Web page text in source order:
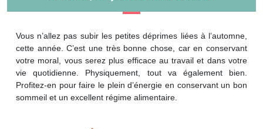
Vous n’allez pas subir les petites déprimes liées à l’automne,
cette année. C’est une très bonne chose, car en conservant
votre moral, vous serez plus efficace au travail et dans votre
vie quotidienne. Physiquement, tout va également bien.
Profitez-en pour faire le plein d’énergie en conservant un bon
sommeil et un excellent régime alimentaire.